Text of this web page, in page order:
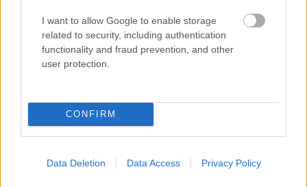
I want to allow Google to enable storage
related to security, including authentication
functionality and fraud prevention, and other
user protection.
CONFIRM
Data Deletion Data Access Privacy Policy
Kategória: Návšteva
presklené fasády vidiecke domy
víkendový dom